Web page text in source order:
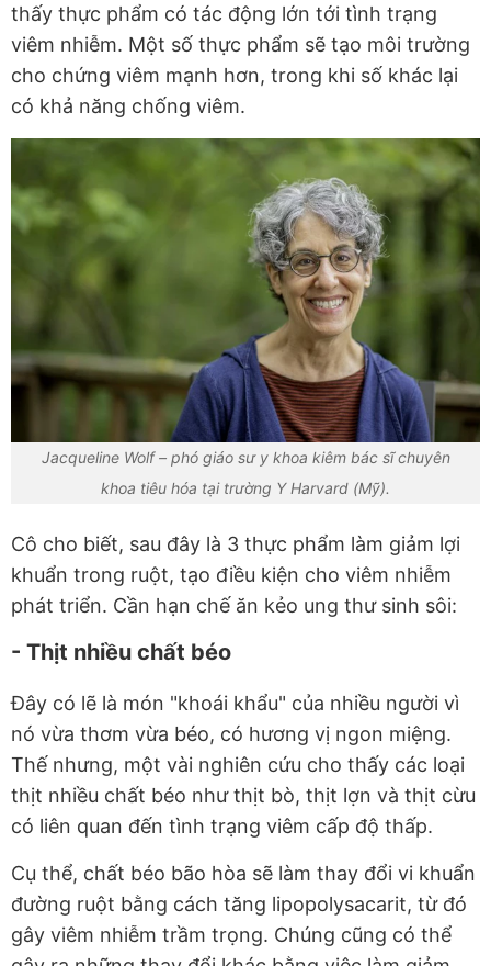
thấy thực phẩm có tác động lớn tới tình trạng
viêm nhiễm. Một số thực phẩm sẽ tạo môi trường
cho chứng viêm mạnh hơn, trong khi số khác lại
có khả năng chống viêm.
Jacqueline Wolf – phó giáo sư y khoa kiêm bác sĩ chuyên
khoa tiêu hóa tại trường Y Harvard (Mỹ).
Cô cho biết, sau đây là 3 thực phẩm làm giảm lợi
khuẩn trong ruột, tạo điều kiện cho viêm nhiễm
phát triển. Cần hạn chế ăn kẻo ung thư sinh sôi:
- Thịt nhiều chất béo
Đây có lẽ là món "khoái khẩu" của nhiều người vì
nó vừa thơm vừa béo, có hương vị ngon miệng.
Thế nhưng, một vài nghiên cứu cho thấy các loại
thịt nhiều chất béo như thịt bò, thịt lợn và thịt cừu
có liên quan đến tình trạng viêm cấp độ thấp.
Cụ thể, chất béo bão hòa sẽ làm thay đổi vi khuẩn
đường ruột bằng cách tăng lipopolysacarit, từ đó
gây viêm nhiễm trầm trọng. Chúng cũng có thể